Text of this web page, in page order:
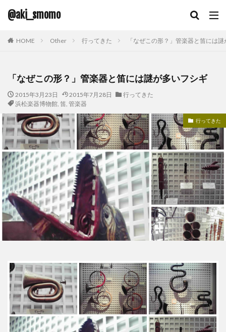
@aki_smomo
HOME Other 行ってきた 「なぜこの形？」管楽器と笛には
「なぜこの形？」管楽器と笛には謎が多いフシギ
2015年3月23日 2015年7月28日
行ってきた
浜松楽器博物館, 笛, 管楽器
行ってきた